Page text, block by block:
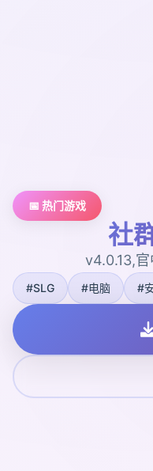
📅 热门游戏
社
v4.0.13,
#SLG #电脑 #